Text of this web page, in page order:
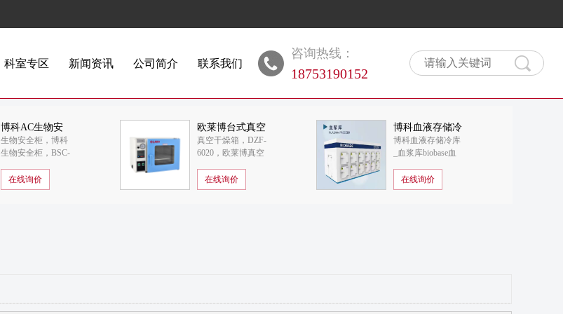
科室专区 新闻资讯 公司简介 联系我们
咨询热线：
18753190152
博科AC生物安
全柜BSC-
1800IIB2-X
生物安全柜，博科
生物安全柜，BSC-
在线询价
欧莱博台式真空
干燥箱DZF-
6020
真空干燥箱，DZF-
6020，欧莱博真空
在线询价
博科血液存储冷
库 - 血浆库
博科血液存储冷库
_血浆库biobase血
在线询价